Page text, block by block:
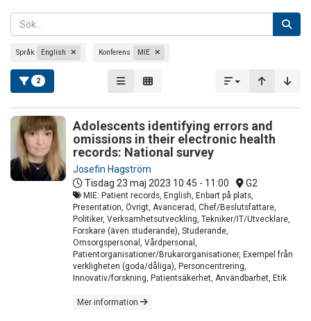
Språk English Konferens MIE
2
Adolescents identifying errors and
omissions in their electronic health
records: National survey
Josefin Hagström
Tisdag 23 maj 2023 10:45 - 11:00 G2
MIE: Patient records, English, Enbart på plats,
Presentation, Övrigt, Avancerad, Chef/Beslutsfattare,
Politiker, Verksamhetsutveckling, Tekniker/IT/Utvecklare,
Forskare (även studerande), Studerande,
Omsorgspersonal, Vårdpersonal,
Patientorganisationer/Brukarorganisationer, Exempel från
verkligheten (goda/dåliga), Personcentrering,
Innovativ/forskning, Patientsäkerhet, Användbarhet, Etik
Mer information